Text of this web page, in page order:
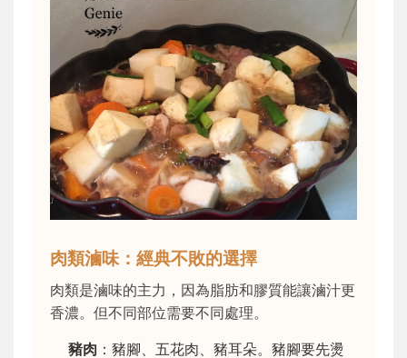
肉類滷味：經典不敗的選擇
肉類是滷味的主力，因為脂肪和膠質能讓滷汁更
香濃。但不同部位需要不同處理。
豬肉 ：豬腳、五花肉、豬耳朵。豬腳要先燙